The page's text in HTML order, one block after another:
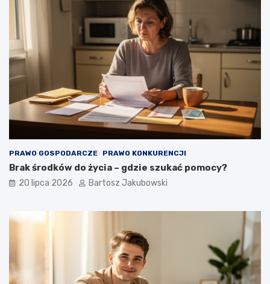
PRAWO GOSPODARCZE PRAWO KONKURENCJI
Brak środków do życia – gdzie szukać pomocy?
20 lipca 2026 Bartosz Jakubowski